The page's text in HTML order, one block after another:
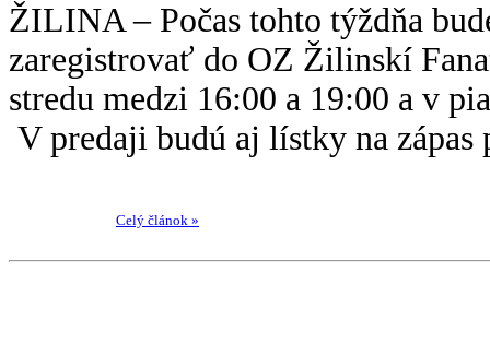
ŽILINA – Počas tohto týždňa
zaregistrovať do OZ Žilinskí
stredu medzi 16:00 a 19:00 a v
V predaji budú aj lístky na
Celý článok »